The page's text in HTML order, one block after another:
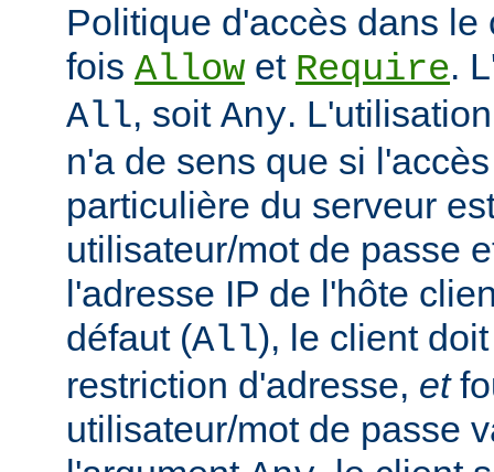
Politique d'accès dans
fois Allow et Require.
All, soit Any.
n'a de sens que si
particulière du serveur
utilisateur/mot de passe
l'adresse IP de l'hôte
défaut (All), le client
restriction d'adresse, et
utilisateur/mot de passe